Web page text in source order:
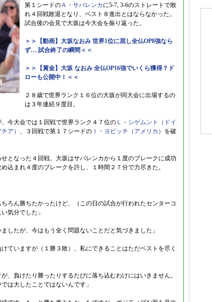
第１シードのＡ・サバレンカ に5-7, 3-6のストレートで敗
れ４回戦敗退となり、ベスト８進出とはならなかった。
試合後の会見で大坂は今大会を振り返った。
＞＞【動画】大坂なおみ 世界1位に屈し全仏OP8強なら
ず… 試合終了の瞬間＜＜
＞＞【賞金】大坂 なおみ 全仏OP16強でいくら獲得？ド
ローも公開中！＜＜
２８歳で世界ランク１６位の大坂が同大会に出場するの
は３年連続９度目。
今大会では１回戦で世界ランク４７位の Ｌ・シゲムント（ドイ
ア） 、３回戦で第１７シードの Ｉ・ヨビッチ（アメリカ） を破
となった４回戦、大坂はサバレンカから１度のブレークに成功
込まれ４度のブレークを許し、１時間２７分で力尽きた。
ろん勝ちたかったけど、（この日の試合が行われたセンターコ
気分でした」
したが、今はもう全く問題ないことだと気づきました」
ていますが（１勝３敗）、私にできることはただベストを尽く
、負けたり勝ったりするたびに落ち込むわけにはいきません。
は大したことではないんです」